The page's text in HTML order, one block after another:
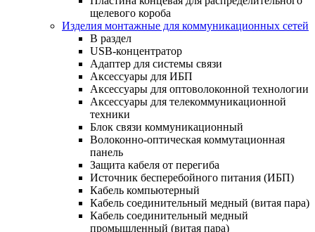
щелевого короба
Изделия монтажные для коммуникационных сетей
В раздел
USB-концентратор
Адаптер для системы связи
Аксессуары для ИБП
Аксессуары для оптоволоконной технологии
Аксессуары для телекоммуникационной
техники
Блок связи коммуникационный
Волоконно-оптическая коммутационная
панель
Защита кабеля от перегиба
Источник бесперебойного питания (ИБП)
Кабель компьютерный
Кабель соединительный медный (витая пара)
Кабель соединительный медный
промышленный (витая пара)